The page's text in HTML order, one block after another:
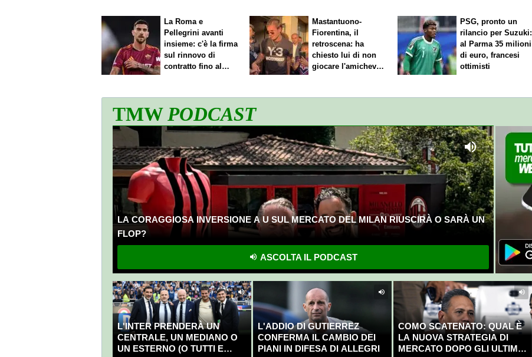
La Roma e
Pellegrini avanti
insieme: c'è la firma
sul rinnovo di
contratto fino al
Mastantuono-
Fiorentina, il
retroscena: ha
chiesto lui di non
giocare l'amichevole
PSG, pronto un
rilancio per Suzuki:
al Parma 35 milioni
di euro, francesi
ottimisti
TMWPODCAST
LA CORAGGIOSA INVERSIONE A U SUL MERCATO DEL MILAN RIUSCIRÀ O SARÀ UN
FLOP?
ASCOLTA IL PODCAST
L'INTER PRENDERÀ UN
CENTRALE, UN MEDIANO O
UN ESTERNO (O TUTTI E
L'ADDIO DI GUTIERREZ
CONFERMA IL CAMBIO DEI
PIANI IN DIFESA DI ALLEGRI
COMO SCATENATO: QUAL È
LA NUOVA STRATEGIA DI
MERCATO DOPO GLI ULTIMI